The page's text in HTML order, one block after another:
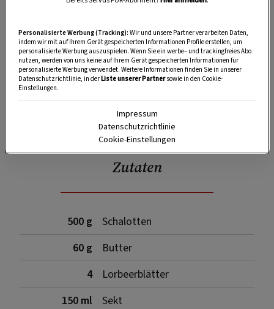
SPEICHERN DRUCKEN
Zutaten
500 g
Schalotten
60 g
Butter
4
Lorbeerblätter
150 ml
Sekt
Personalisierte Werbung (Tracking): Wir und unsere Partner verarbeiten Daten,
indem wir mit auf Ihrem Gerät gespeicherten Informationen Profile erstellen, um
personalisierte Werbung auszuspielen. Wenn Sie ein werbe– und trackingfreies Abo
nutzen, werden von uns keine auf Ihrem Gerät gespeicherten Informationen für
personalisierte Werbung verwendet. Weitere Informationen finden Sie in unserer
Datenschutzrichtlinie, in derListe unserer Partnersowie in den Cookie-
Einstellungen.
Impressum
Datenschutzrichtlinie
Cookie-Einstellungen